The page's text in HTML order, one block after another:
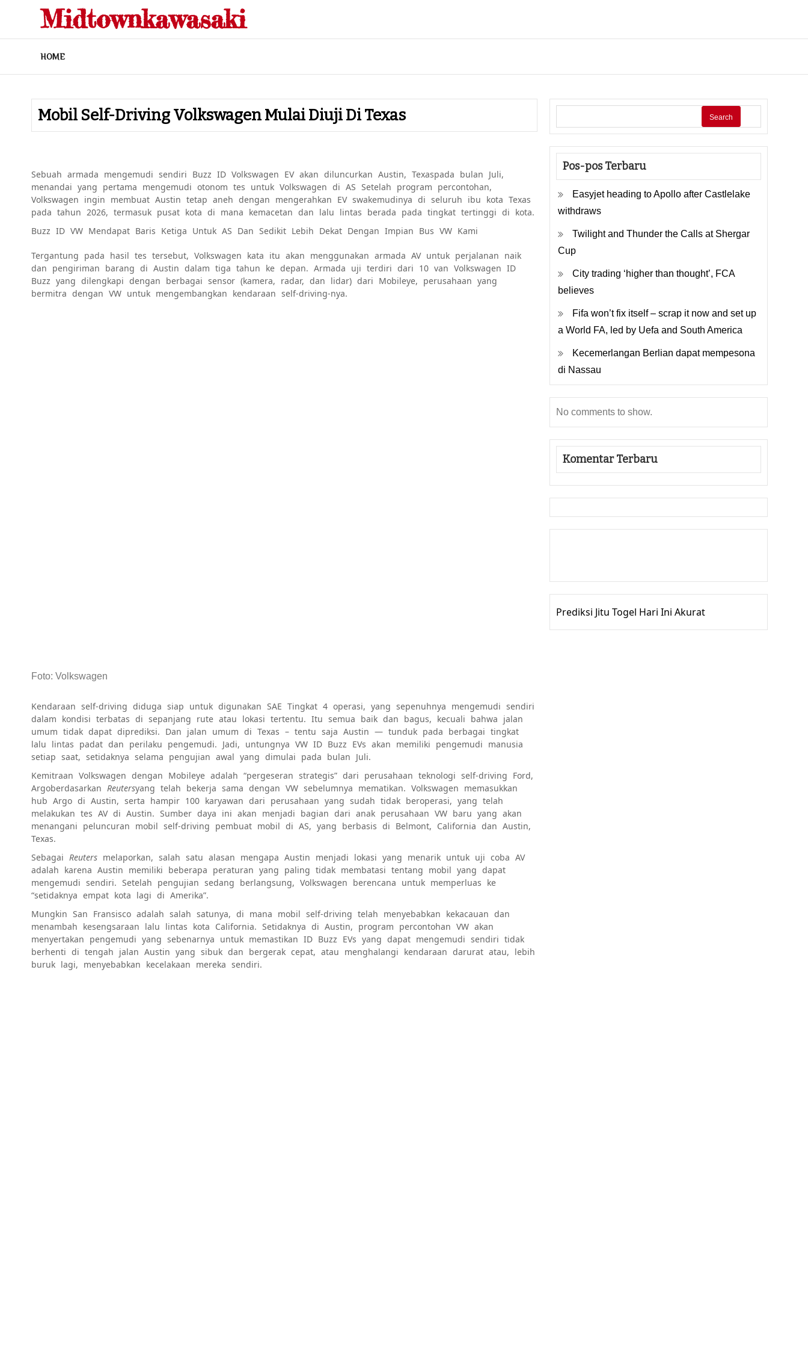
content
Midtownkawasaki
HOME
Mobil Self-Driving Volkswagen Mulai Diuji Di Texas
Sebuah armada mengemudi sendiri Buzz ID Volkswagen EV akan diluncurkanAustin, Texaspada bulan Juli,
menandai yang pertama mengemudi otonom tes untukVolkswagen di AS Setelah program percontohan,
Volkswagen ingin membuat Austin tetap aneh dengan mengerahkan EV swakemudinya di seluruh ibu kota Texas
pada tahun 2026, termasuk pusat kota di mana kemacetan dan lalu lintas berada pada tingkat tertinggi di kota.
Buzz ID VW Mendapat Baris Ketiga Untuk AS Dan Sedikit Lebih Dekat Dengan Impian Bus VW Kami
Tergantung pada hasil tes tersebut, Volkswagen kata itu akan menggunakan armada AV untuk perjalanan naik
dan pengiriman barang di Austin dalam tiga tahun ke depan. Armada uji terdiri dari 10 van Volkswagen ID
Buzz yang dilengkapi dengan berbagai sensor (kamera, radar, dan lidar) dari Mobileye, perusahaan yang
bermitra dengan VW untuk mengembangkan kendaraan self-driving-nya.
Foto:Volkswagen
Kendaraan self-driving diduga siap untuk digunakanSAE Tingkat 4operasi, yang sepenuhnya mengemudi sendiri
dalam kondisi terbatas di sepanjang rute atau lokasi tertentu. Itu semua baik dan bagus, kecuali bahwa jalan
umum tidak dapat diprediksi. Dan jalan umum di Texas – tentu sajaAustin — tunduk pada berbagai tingkat
lalu lintas padat dan perilaku pengemudi. Jadi, untungnya VW ID Buzz EVs akan memiliki pengemudi manusia
setiap saat, setidaknya selama pengujian awal yang dimulai pada bulan Juli.
Kemitraan Volkswagen dengan Mobileye adalah “pergeseran strategis” dari perusahaan teknologi self-driving Ford,
Argoberdasarkan Reutersyang telah bekerja sama dengan VW sebelumnya mematikan. Volkswagen memasukkan
hub Argo di Austin, serta hampir 100 karyawan dari perusahaan yang sudah tidak beroperasi, yang telah
melakukan tes AV di Austin. Sumber daya ini akan menjadi bagian dari anak perusahaan VW baru yang akan
menangani peluncuran mobil self-driving pembuat mobil di AS, yang berbasis di Belmont, California dan Austin,
Texas.
Sebagai Reuters melaporkan, salah satu alasan mengapa Austin menjadi lokasi yang menarik untuk uji coba AV
adalah karena Austin memiliki beberapa peraturan yang paling tidak membatasi tentang mobil yang dapat
mengemudi sendiri. Setelah pengujian sedang berlangsung, Volkswagen berencana untuk memperluas ke
“setidaknya empat kota lagi di Amerika”.
MungkinSan Fransisco adalah salah satunya, di mana mobil self-driving telah menyebabkan kekacauan dan
menambah kesengsaraan lalu lintas kota California. Setidaknya di Austin, program percontohan VW akan
menyertakan pengemudi yang sebenarnya untuk memastikan ID Buzz EVs yang dapat mengemudi sendiri tidak
berhenti di tengah jalan Austin yang sibuk dan bergerak cepat, atau menghalangi kendaraan darurat atau, lebih
buruk lagi, menyebabkan kecelakaan mereka sendiri.
Search
Pos-pos Terbaru
Easyjet heading to Apollo after Castlelake
withdraws
Twilight and Thunder the Calls at Shergar
Cup
City trading ‘higher than thought’, FCA
believes
Fifa won’t fix itself – scrap it now and set up
a World FA, led by Uefa and South America
Kecemerlangan Berlian dapat mempesona
di Nassau
No comments to show.
Komentar Terbaru
Prediksi Jitu Togel Hari Ini Akurat